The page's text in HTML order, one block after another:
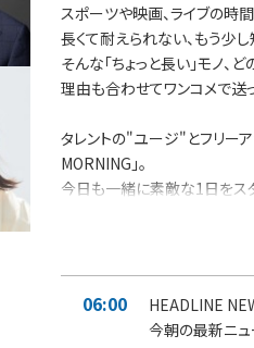
スポーツや映画、ライブの時
長くて耐えられない、もう少し
そんな「ちょっと長い」モノ、
理由も合わせてワンコメで送っ
タレントの"ユージ"とフリー
MORNING」。
今日も一緒に素敵な1日をスタ
日替わりのリスナーアンケー
コメを募集中です！
06:00
HEADLINE
今朝の最新ニュ